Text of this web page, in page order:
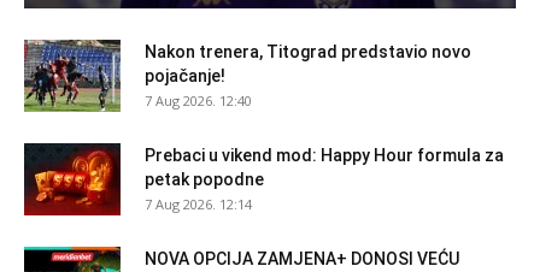
Nakon trenera, Titograd predstavio novo
pojačanje!
7 Aug 2026. 12:40
Prebaci u vikend mod: Happy Hour formula za
petak popodne
7 Aug 2026. 12:14
NOVA OPCIJA ZAMJENA+ DONOSI VEĆU